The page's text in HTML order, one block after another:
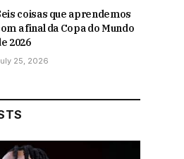
coisas que aprendemos
a final da Copa do Mundo
2026
25, 2026